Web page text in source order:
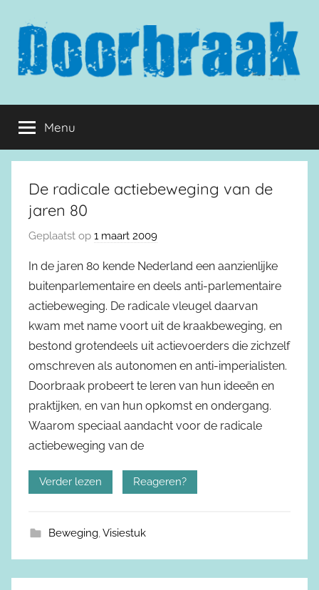
inhoud
springen
Doorbraak.eu
Menu
De radicale actiebeweging van de
jaren 80
Geplaatst op 1 maart 2009
In de jaren 80 kende Nederland een aanzienlijke
buitenparlementaire en deels anti-parlementaire
actiebeweging. De radicale vleugel daarvan
kwam met name voort uit de kraakbeweging, en
bestond grotendeels uit actievoerders die zichzelf
omschreven als autonomen en anti-imperialisten.
Doorbraak probeert te leren van hun ideeën en
praktijken, en van hun opkomst en ondergang.
Waarom speciaal aandacht voor de radicale
actiebeweging van de
Verder lezen Reageren?
Beweging,Visiestuk